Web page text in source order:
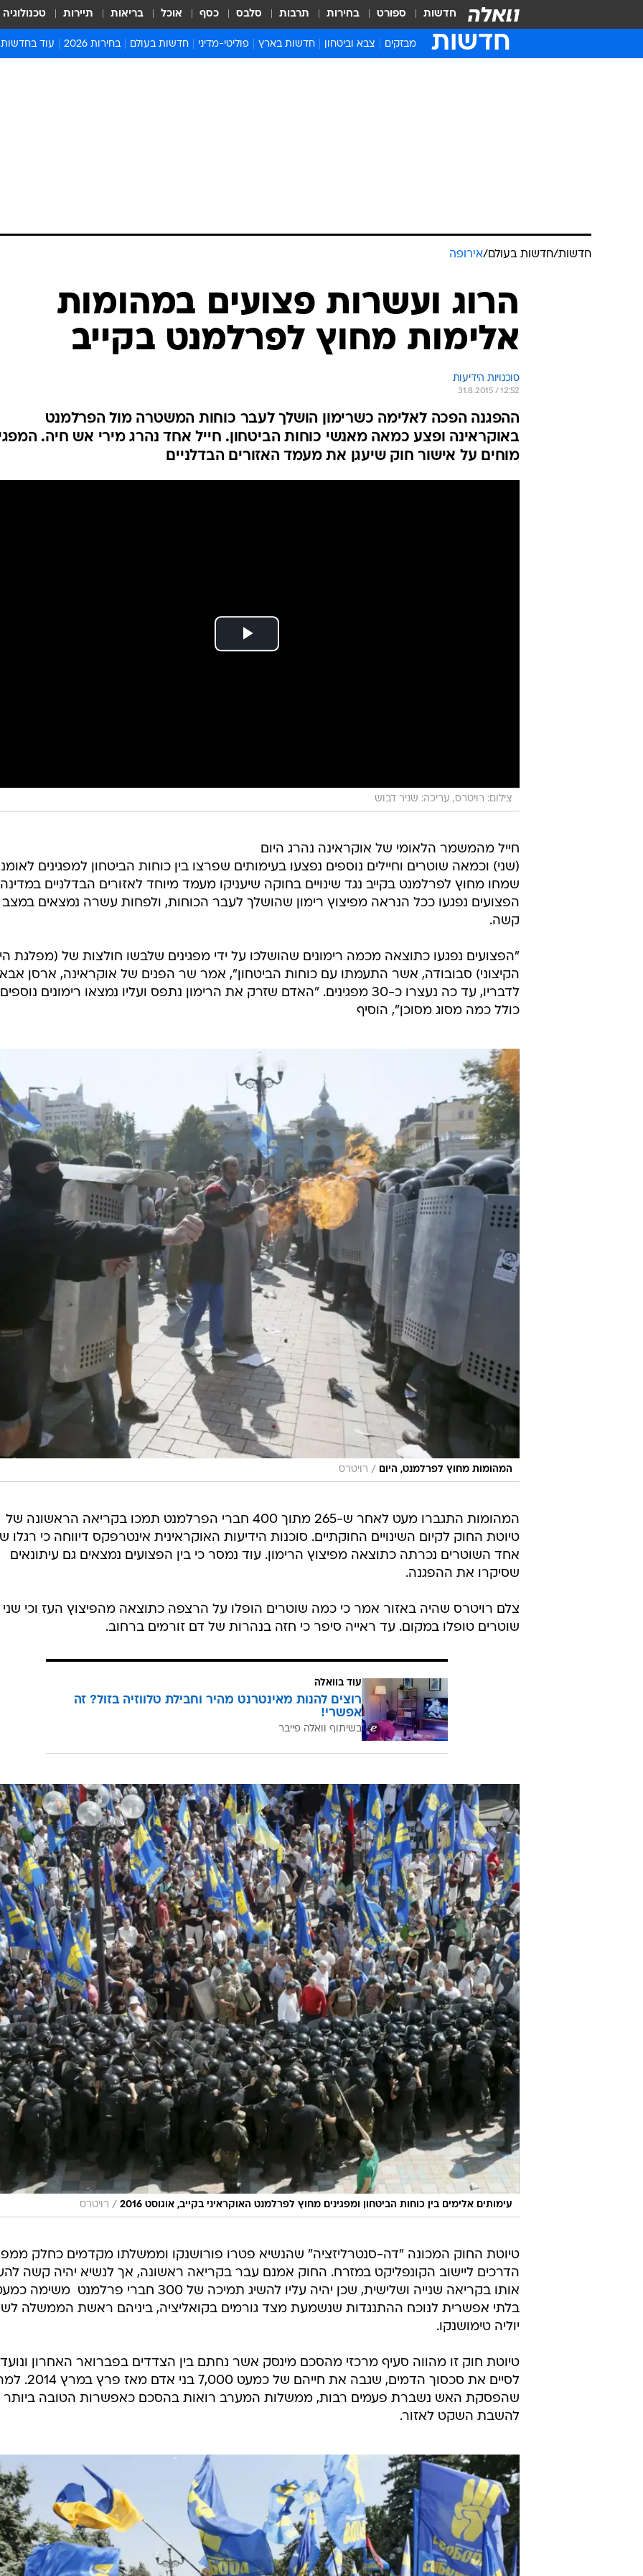
חדשות ספורט בחירות תרבות סלבס כסף אוכל בריאות תיירות טכנולוגיה
חדשות מבזקים צבא וביטחון חדשות בארץ פוליטי-מדיני חדשות בעולם בחירות 2026 עוד בחדשות
חדשות/חדשות בעולם/אירופה
הרוג ועשרות פצועים במהומות
אלימות מחוץ לפרלמנט בקייב
סוכנויות הידיעות
31.8.2015 / 12:52
ההפגנה הפכה לאלימה כשרימון הושלך לעבר כוחות המשטרה מול הפרלמנט
באוקראינה ופצע כמאה מאנשי כוחות הביטחון. חייל אחד נהרג מירי אש חיה.
מוחים על אישור חוק שיעגן את מעמד האזורים הבדלניים
צילום: רויטרס, עריכה: שניר דבוש
חייל מהמשמר הלאומי של אוקראינה נהרג היום
(שני) וכמאה שוטרים וחיילים נוספים נפצעו בעימותים שפרצו בין כוחות הביטחון למפגינים
שמחו מחוץ לפרלמנט בקייב נגד שינויים בחוקה שיעניקו מעמד מיוחד לאזורים הבדלניים
הפצועים נפגעו ככל הנראה מפיצוץ רימון שהושלך לעבר הכוחות, ולפחות עשרה נמצאים במצב
קשה.
"הפצועים נפגעו כתוצאה מכמה רימונים שהושלכו על ידי מפגינים שלבשו חולצות של (מפלגת
הקיצוני) סבובודה, אשר התעמתו עם כוחות הביטחון", אמר שר הפנים של אוקראינה, ארסן
לדבריו, עד כה נעצרו כ-30 מפגינים. "האדם שזרק את הרימון נתפס ועליו נמצאו רימונים
כולל כמה מסוג מסוכן", הוסיף
המהומות מחוץ לפרלמנט, היום / רויטרס
המהומות התגברו מעט לאחר ש-265 מתוך 400 חברי הפרלמנט תמכו בקריאה הראשונה של
טיוטת החוק לקיום השינויים החוקתיים. סוכנות הידיעות האוקראינית אינטרפקס דיווחה כי רגלו
אחד השוטרים נכרתה כתוצאה מפיצוץ הרימון. עוד נמסר כי בין הפצועים נמצאים גם עיתונאים
שסיקרו את ההפגנה.
צלם רויטרס שהיה באזור אמר כי כמה שוטרים הופלו על הרצפה כתוצאה מהפיצוץ העז וכי שני
שוטרים טופלו במקום. עד ראייה סיפר כי חזה בנהרות של דם זורמים ברחוב.
עוד בוואלה
רוצים להנות מאינטרנט מהיר וחבילת טלווזיה בזול? זה
אפשרי!
בשיתוף וואלה פייבר
עימותים אלימים בין כוחות הביטחון ומפגינים מחוץ לפרלמנט האוקראיני בקייב, אוגוסט 2016 / רויטרס
טיוטת החוק המכונה "דה-סנטרליזציה" שהנשיא פטרו פורושנקו וממשלתו מקדמים כחלק
הדרכים ליישוב הקונפליקט במזרח. החוק אמנם עבר בקריאה ראשונה, אך לנשיא יהיה קשה
אותו בקריאה שנייה ושלישית, שכן יהיה עליו להשיג תמיכה של 300 חברי פרלמנט  משימה
בלתי אפשרית לנוכח ההתנגדות שנשמעת מצד גורמים בקואליציה, ביניהם ראשת הממשלה
יוליה טימושנקו.
טיוטת חוק זו מהווה סעיף מרכזי מהסכם מינסק אשר נחתם בין הצדדים בפברואר האחרון ונועד
לסיים את סכסוך הדמים, שגבה את חייהם של כמעט
שהפסקת האש נשברת פעמים רבות, ממשלות המערב רואות בהסכם כאפשרות הטובה ביותר
להשבת השקט לאזור.